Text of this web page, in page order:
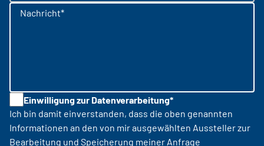
Nachricht*
Einwilligung zur Datenverarbeitung*
Ich bin damit einverstanden, dass die oben genannten
Informationen an den von mir ausgewählten Aussteller zur
Bearbeitung und Speicherung meiner Anfrage